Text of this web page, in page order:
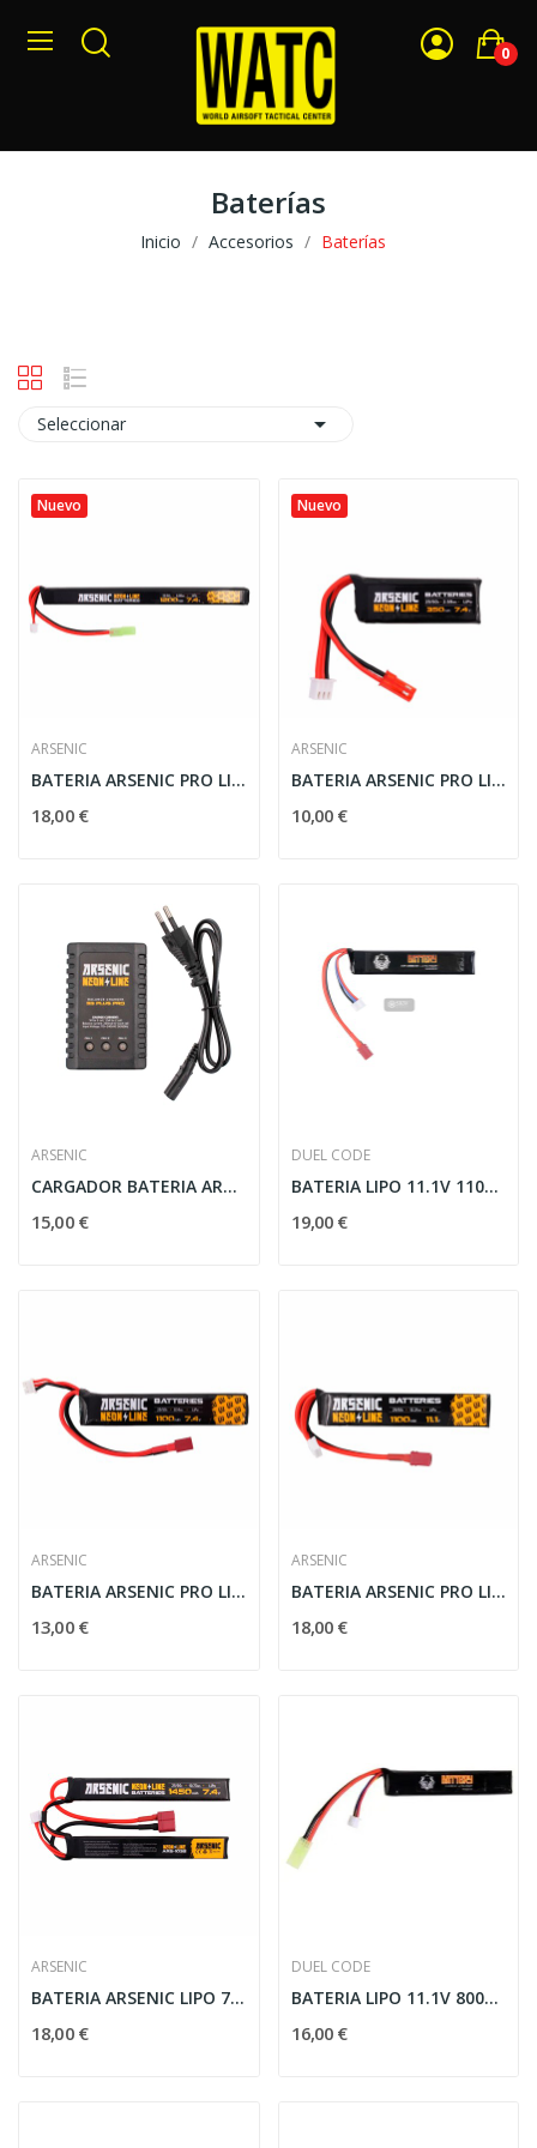
0
Baterías
Inicio Accesorios Baterías
Seleccionar 
Nuevo
ARSENIC
BATERIA ARSENIC PRO LIPO 7.4V 1200MAH 25C/50C...
18,00 €
Nuevo
ARSENIC
BATERIA ARSENIC PRO LIPO 7.4V 350MAH 25C/50C...
10,00 €
ARSENIC
CARGADOR BATERIA ARSENIC BALENCEADOR PRO B3...
15,00 €
DUEL CODE
BATERIA LIPO 11.1V 1100MAH 25C T-DEAN DUEL CODE
19,00 €
ARSENIC
BATERIA ARSENIC PRO LIPO 7.4V 1100MAH 25C/50C...
13,00 €
ARSENIC
BATERIA ARSENIC PRO LIPO 11.1V 1100MAH 25C/50C...
18,00 €
ARSENIC
BATERIA ARSENIC LIPO 7.4V 1450MAH 25C/50C...
18,00 €
DUEL CODE
BATERIA LIPO 11.1V 800MAH 15C DUEL CODE
16,00 €